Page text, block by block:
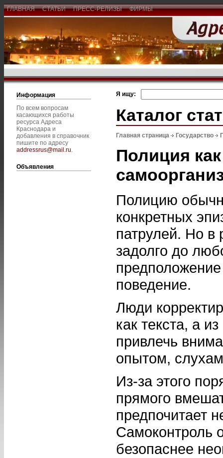
ГЛАВНАЯ СТАТЬИ ПРЕСС-РЕЛИЗЫ ФИРМЫ
Информация
По всем вопросам
касающихся работы
ресурса Адреса
Краснодара и
добавления в справочник
пишите по адресу
addressrus@mail.ru.
Объявления
Я ищу:
Каталог
Главная страница Государство
Полиция
Полицию
конкретных
патрулей. Но в
задолго до
поведение.
Люди
как текста, а
привлечь
опытом,
Из-за этого
прямого
предпочитает
Самоконтроль
безопаснее